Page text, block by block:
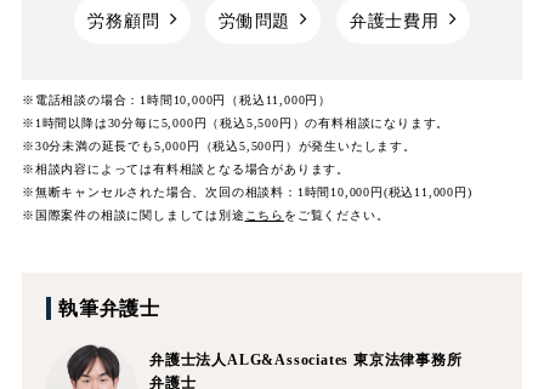
労務顧問 労働問題 弁護士費用
※電話相談の場合：1時間10,000円（税込11,000円）
※1時間以降は30分毎に5,000円（税込5,500円）の有料相談になります。
※30分未満の延長でも5,000円（税込5,500円）が発生いたします。
※相談内容によっては有料相談となる場合があります。
※無断キャンセルされた場合、次回の相談料：1時間10,000円(税込11,000円)
※国際案件の相談に関しましては 別途 こちら をご覧ください。
執筆弁護士
弁護士法人ALG&Associates 東京法律事務所
弁護士